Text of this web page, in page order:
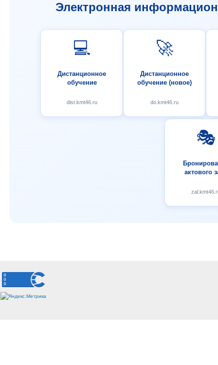
Электронная
💻
Дистанционное
обучение
dist.kmt46.ru
🚀
Дистанционное
обучение (новое)
do.kmt46.ru
🎭
актового